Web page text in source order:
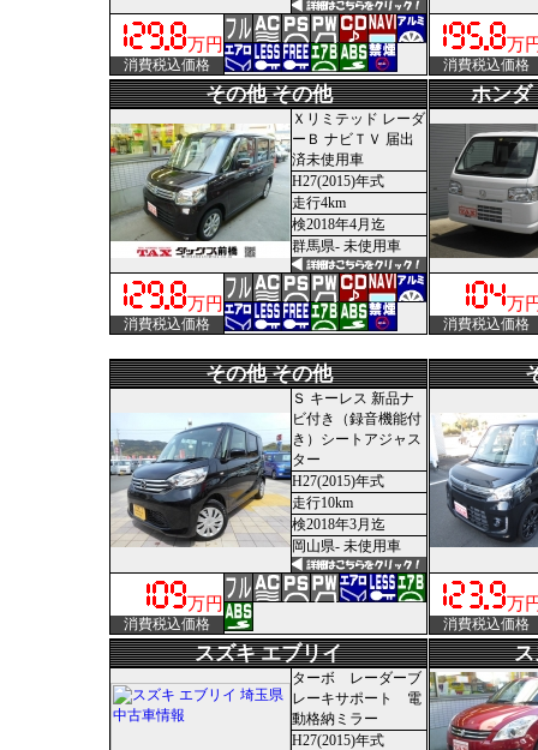
万円
消費税込価格
万
消費税込価格
その他 その他
Ｘリミテッド レーダ
ーＢ ナビＴＶ 届出
済未使用車
H27(2015)年式
走行4km
検2018年4月迄
群馬県- 未使用車
万円
消費税込価格
ホンダ
万
消費税込価格
その他 その他
Ｓ キーレス 新品ナ
ビ付き（録音機能付
き）シートアジャス
ター
H27(2015)年式
走行10km
検2018年3月迄
岡山県- 未使用車
万円
消費税込価格
万
消費税込価格
スズキ エブリイ
ターボ レーダーブ
レーキサポート 電
動格納ミラー
H27(2015)年式